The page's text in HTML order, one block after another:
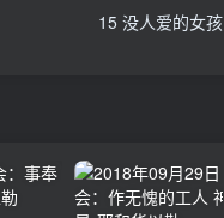
15 没人爱的女孩